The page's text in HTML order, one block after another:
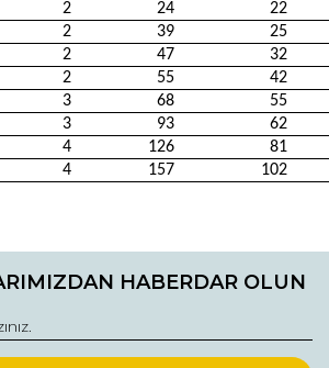
2 24
22
2 39
25
2 47
32
2 55
42
3 68
55
3 93
62
4 126
81
4 157 102
noktaları öneri formunu
için teşekkür ederiz.
bozuk veya görüntülenemiyor.
HABERDAR OLUN